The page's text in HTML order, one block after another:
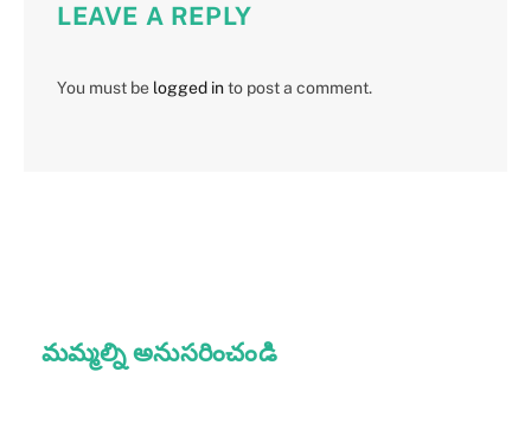
LEAVE A REPLY
You must be logged into post a comment.
మమ్మల్ని అనుసరించండి